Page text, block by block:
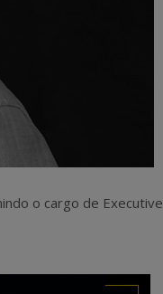
o cargo de Executive